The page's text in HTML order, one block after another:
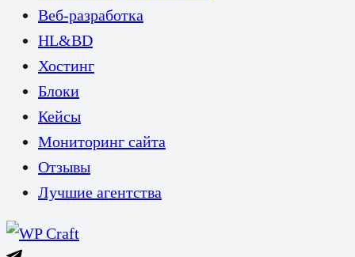
Веб-разработка
HL&BD
Хостинг
Блоки
Кейсы
Мониторинг сайта
Отзывы
Лучшие агентства